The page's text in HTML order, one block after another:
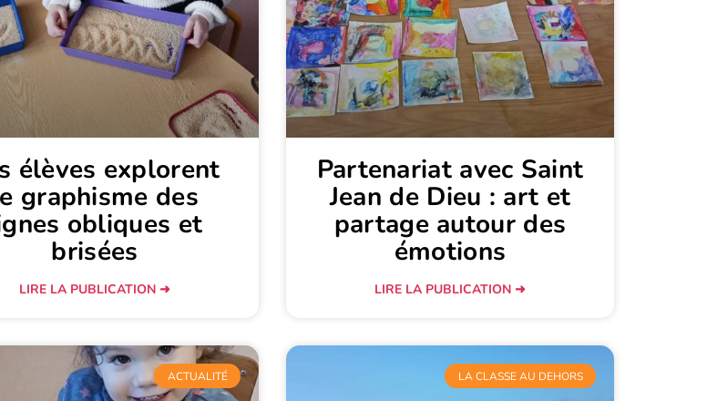
élèves explorent
graphisme des
obliques et
brisées
LIRE LA PUBLICATION ➜
Partenariat avec Saint
Jean de Dieu : art et
partage autour des
émotions
LIRE LA PUBLICATION ➜
ACTUALITÉ LA CLASSE AU DEHORS